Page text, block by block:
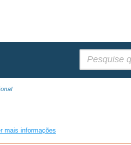
mais informações